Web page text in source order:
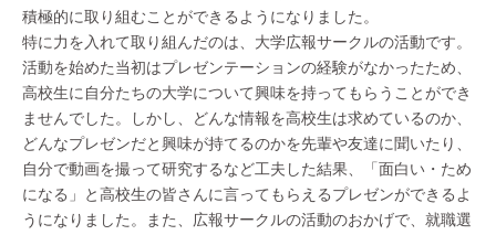
積極的に取り組むことができるようになりました。
特に力を入れて取り組んだのは、大学広報サークルの活動です。
活動を始めた当初はプレゼンテーションの経験がなかったため、
高校生に自分たちの大学について興味を持ってもらうことができ
ませんでした。しかし、どんな情報を高校生は求めているのか、
どんなプレゼンだと興味が持てるのかを先輩や友達に聞いたり、
自分で動画を撮って研究するなど工夫した結果、「面白い・ため
になる」と高校生の皆さんに言ってもらえるプレゼンができるよ
うになりました。また、広報サークルの活動のおかげで、就職選